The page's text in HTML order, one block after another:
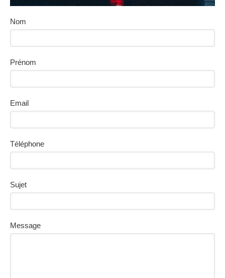
Nom
Prénom
Email
Téléphone
Sujet
Message